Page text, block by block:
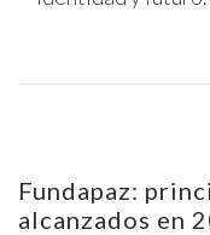
Fundapaz:
alcanzados en